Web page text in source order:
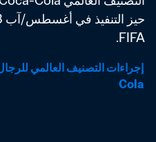
FIFA.
Cola